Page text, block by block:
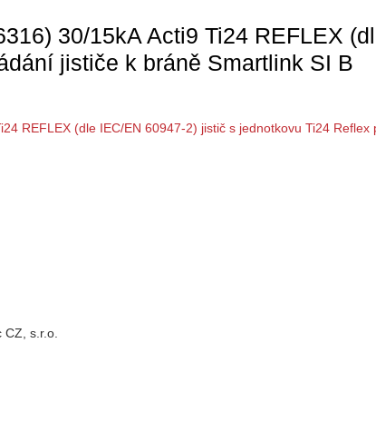
30/15kA Acti9 Ti24 REFLEX
jističe k bráně Smartlink SI B